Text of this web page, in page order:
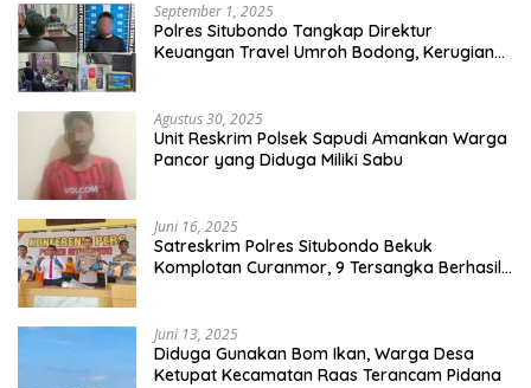
September 1, 2025
Polres Situbondo Tangkap Direktur
Keuangan Travel Umroh Bodong, Kerugian
Agustus 30, 2025
Unit Reskrim Polsek Sapudi Amankan Warga
Pancor yang Diduga Miliki Sabu
Juni 16, 2025
Satreskrim Polres Situbondo Bekuk
Komplotan Curanmor, 9 Tersangka Berhasil
Juni 13, 2025
Diduga Gunakan Bom Ikan, Warga Desa
Ketupat Kecamatan Raas Terancam Pidana